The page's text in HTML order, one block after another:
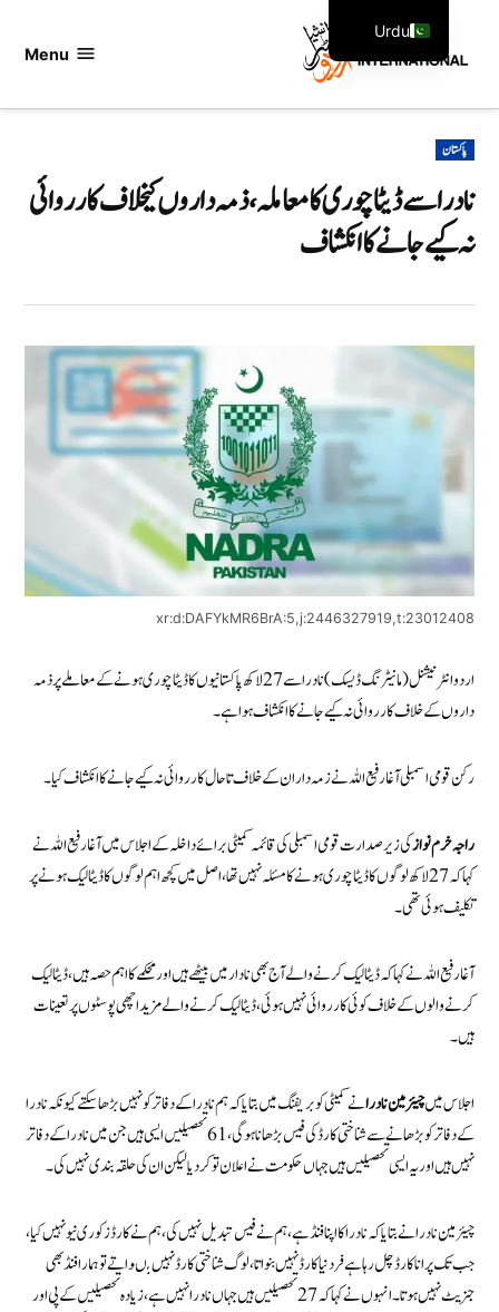
Menu
POSTED
IN
پاکستان
نادرا سے ڈیٹا چوری کا معاملہ، ذمہ داروں کیخلاف کارروائی
نہ کیے جانے کا انکشاف
xr:d:DAFYkMR6BrA:5,j:2446327919,t:23012408
اردو انٹرنیشنل (مانیٹرنگ ڈیسک) نادرا سے 27لاکھ پاکستانیوں کا ڈیٹا چوری ہونے کے معاملے پر ذمہ
داروں کے خلاف کارروائی نہ کیے جانے کا انکشاف ہوا ہے۔
رکن قومی اسمبلی آغا رفیع اللہ نے زمہ داران کے خلاف تاحال کارروائی نہ کیے جانے کا انکشاف کیا۔
راجہ خرم نوازکی زیر صدارت قومی اسمبلی کی قائمہ کمیٹی برائے داخلہ کے اجلاس میں آغا رفیع اللہ نے
کہا کہ 27 لاکھ لوگوں کا ڈیٹا چوری ہونے کا مسئلہ نہیں تھا، اصل میں کچھ اہم لوگوں کا ڈیٹا لیک ہونے پر
تکلیف ہوئی تھی۔
آغا رفیع اللہ نے کہا کہ ڈیٹا لیک کرنے والے آج بھی نادار میں بیٹھے ہیں اور محکمے کا اہم حصہ ہیں، ڈیٹا لیک
کرنے والوں کے خلاف کوئی کارروائی نہیں ہوئی، ڈیٹا لیک کرنے والے مزید اچھی پوسٹوں پر تعینات
ہیں۔
اجلاس میںچیئرمین نادرانے کمیٹی کو بریفنگ میں بتایا کہ ہم نادرا کے دفاتر کو نہیں بڑھا سکتے کیونکہ نادرا
کے دفاتر کو بڑھانے سے شناختی کارڈ کی فیس بڑھانا ہوگی، 61 تحصیلیں ایسی ہیں جن میں نادرا کے دفاتر
نہیں ہیں اور یہ ایسی تحصیلیں ہیں جہاں حکومت نے اعلان تو کر دیا لیکن ان کی حلقہ بندی نہیں کی۔
چیئرمین نادرا نے بتایا کہ نادرا کا اپنا فنڈ ہے، ہم نے فیس تبدیل نہیں کی، ہم نے کارڈز کو ری نیو نہیں کیا،
جب تک پرانا کارڈ چل رہا ہے فرد نیا کارڈ نہیں بنواتا، لوگ شناختی کارڈ نہیں بںواتے تو ہمارا فنڈ بھی
جنریٹ نہیں ہوتا۔ انہوں نے کہا کہ 27 تحصیلیں ہیں جہاں نادرا نہیں ہے، زیادہ تحصیلیں کے پی اور
Urdu
English